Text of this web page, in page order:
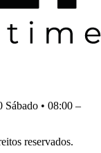
Sábado • 08:00 –
reservados.